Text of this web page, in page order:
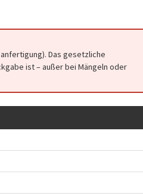
Das gesetzliche
ist – außer bei Mängeln oder